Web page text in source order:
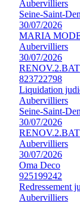
Aubervilliers
Seine-Saint-
30/07/2026
MARIA
Aubervilliers
30/07/2026
RENOV.2.BAT
823722798
Liquidation
Aubervilliers
Seine-Saint-
30/07/2026
RENOV.2.BAT
Aubervilliers
30/07/2026
Oma Deco
925199242
Redressement
Aubervilliers